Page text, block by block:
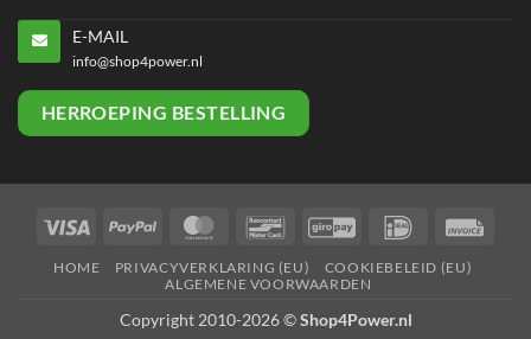
E-MAIL
info@shop4power.nl
HERROEPING BESTELLING
Visa PayPal MasterCardBancontactGiroPay IDeal
HOME PRIVACYVERKLARING (EU)
COOKIEBELEID (EU)
ALGEMENE VOORWAARDEN
Copyright 2010-2026 ©Shop4Power.nl